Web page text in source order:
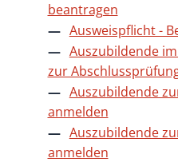
beantragen
Ausweispflicht -
Auszubildende
zur
Auszubildende
anmelden
Auszubildende
anmelden